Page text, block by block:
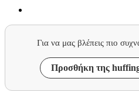
Για να μας βλέπεις πιο
Προσθήκη της